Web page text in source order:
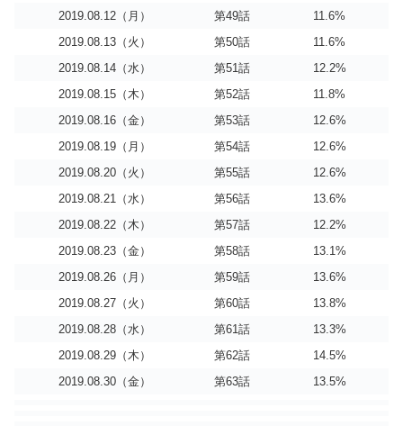
2019.08.12（月）
第49話
11.6%
2019.08.13（火）
第50話
11.6%
2019.08.14（水）
第51話
12.2%
2019.08.15（木）
第52話
11.8%
2019.08.16（金）
第53話
12.6%
2019.08.19（月）
第54話
12.6%
2019.08.20（火）
第55話
12.6%
2019.08.21（水）
第56話
13.6%
2019.08.22（木）
第57話
12.2%
2019.08.23（金）
第58話
13.1%
2019.08.26（月）
第59話
13.6%
2019.08.27（火）
第60話
13.8%
2019.08.28（水）
第61話
13.3%
2019.08.29（木）
第62話
14.5%
2019.08.30（金）
第63話 13.5%